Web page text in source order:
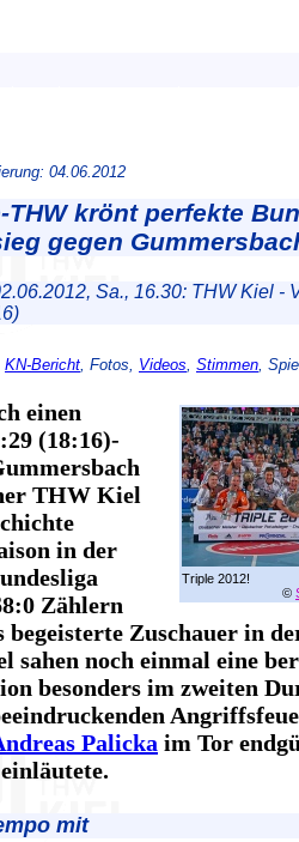
04.06.2012
THW krönt perfekte
gegen
Sa., 16.30: THW Kiel -
KN-Bericht , Fotos, Videos Stimmen ,
Triple 2012!
©
einen
(18:16)-
THW Kiel
in der
Zählern
begeisterte Zuschauer in
sahen noch einmal eine
besonders im zweiten
Palicka im Tor
mit